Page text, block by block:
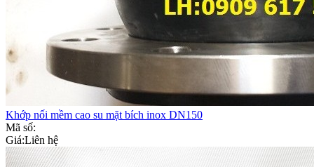
Khớp nối mềm cao su mặt bích inox DN150
Mã số:
Giá:Liên hệ